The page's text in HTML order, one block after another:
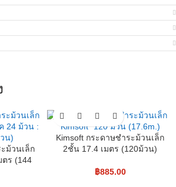
ม้วนเล็ก
ตร (144
Kimsoft กระดาษชำระม้วนเล็ก
2ชั้น 17.4 เมตร (120ม้วน)
฿885.00